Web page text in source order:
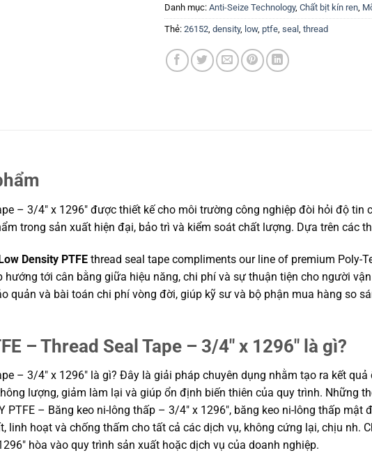
Danh mục: Anti-Seize Technology, Chất bịt kín ren,
Thẻ: 26152, density, low, ptfe, seal , thread
– 3/4″ x 1296″ được thiết kế cho môi trường công nghiệp đòi hỏi độ tin
trong sản xuất hiện đại, bảo trì và kiểm soát chất lượng. Dựa trên các
Density PTFE thread seal tape compliments our line of premium Poly-
tới cân bằng giữa hiệu năng, chi phí và sự thuận tiện cho người
quản và bài toán chi phí vòng đời, giúp kỹ sư và bộ phận mua hàng so
– Thread Seal Tape – 3/4″ x 1296″ là gì?
– 3/4″ x 1296″ là gì? Đây là giải pháp chuyên dụng nhằm tạo ra kết
lượng, giảm làm lại và giúp ổn định biến thiên của quy trình. Những
PTFE – Băng keo ni-lông thấp – 3/4″ x 1296″, băng keo ni-lông thấp
linh hoạt và chống thấm cho tất cả các dịch vụ, không cứng lại, chịu nh.
hòa vào quy trình sản xuất hoặc dịch vụ của doanh nghiệp.